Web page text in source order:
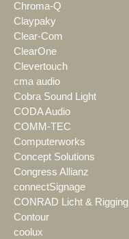
Chroma-Q
Claypaky
Clear-Com
ClearOne
Clevertouch
cma audio
Cobra Sound Light
CODA Audio
COMM-TEC
Computerworks
Concept Solutions
Congress Allianz
connectSignage
CONRAD Licht & Rigging
Contour
coolux